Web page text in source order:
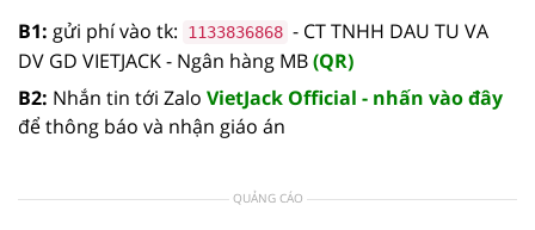
B1: gửi phí vào tk: 1133836868 - CT TNHH DAU TU VA
DV GD VIETJACK - Ngân hàng MB(QR)
B2: Nhắn tin tới Zalo VietJack Official - nhấn vào đây
để thông báo và nhận giáo án
QUẢNG CÁO